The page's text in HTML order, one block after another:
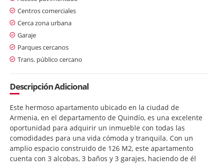
Centros comerciales
Cerca zona urbana
Garaje
Parques cercanos
Trans. público cercano
Descripción Adicional
Este hermoso apartamento ubicado en la ciudad de
Armenia, en el departamento de Quindío, es una excelente
oportunidad para adquirir un inmueble con todas las
comodidades para una vida cómoda y tranquila. Con un
amplio espacio construido de 126 M2, este apartamento
cuenta con 3 alcobas, 3 baños y 3 garajes, haciendo de él